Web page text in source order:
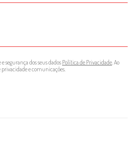
segurança dos seus dados Política de Privacidade . Ao
e comunicações.